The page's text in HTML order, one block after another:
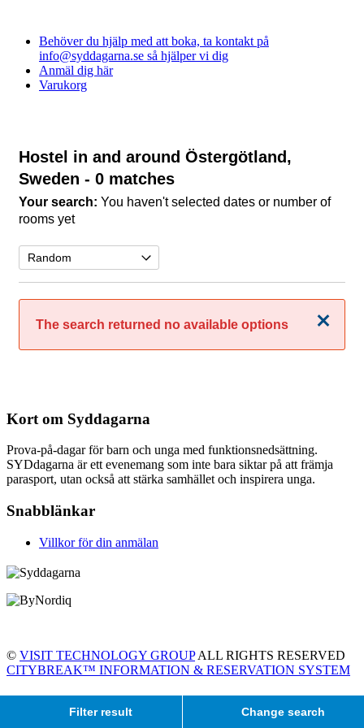
Behöver du hjälp med att boka, ta kontakt på
info@syddagarna.se så hjälper vi dig
Anmäl dig här
Varukorg
Hostel in and around Östergötland,
Sweden - 0 matches
Your search: You haven't selected dates or number of
rooms yet
Close
The search returned no available options
Filter result Change search
Kort om Syddagarna
Prova-på-dagar för barn och unga med funktionsnedsättning.
SYDdagarna är ett evenemang som inte bara siktar på att främja
parasport, utan också att stärka samhället och inspirera unga.
Snabblänkar
Villkor för din anmälan
© VISIT TECHNOLOGY GROUPALL RIGHTS RESERVED
CITYBREAK™ INFORMATION & RESERVATION SYSTEM